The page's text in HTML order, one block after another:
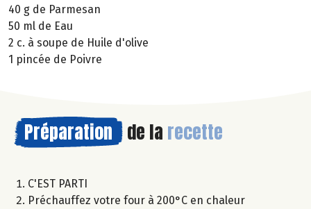
40 g de Parmesan
50 ml de Eau
2 c. à soupe de Huile d'olive
1 pincée de Poivre
Préparation de la recette
C'EST PARTI
Préchauffez votre four à 200°C en chaleur